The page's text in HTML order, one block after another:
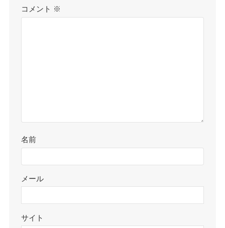
コメント ※
名前
メール
サイト